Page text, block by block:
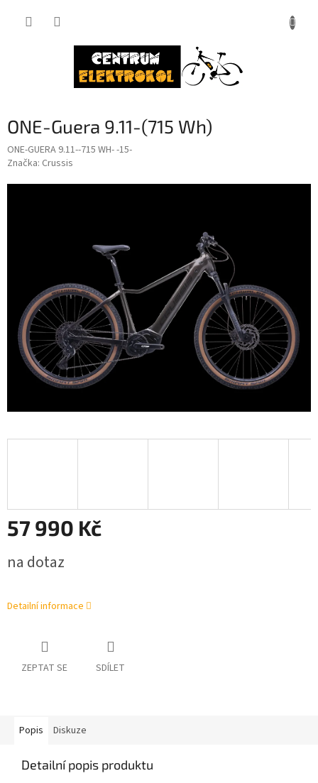
ONE-Guera 9.11-(715 Wh)
ONE-GUERA 9.11--715 WH- -15-
Značka: Crussis
57 990 Kč
cena:
na dotaz
Detailní informace
ZEPTAT SE SDÍLET
Popis Diskuze
Detailní popis produktu